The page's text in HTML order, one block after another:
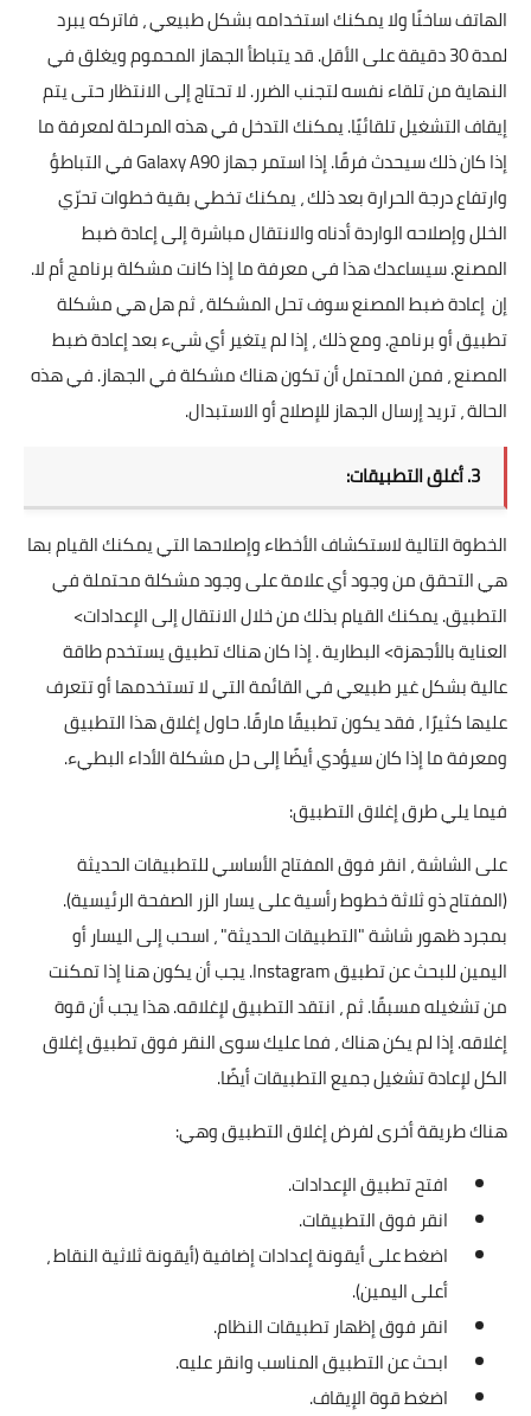
الهاتف ساخنًا ولا يمكنك استخدامه بشكل طبيعي ، فاتركه يبرد
لمدة 30 دقيقة على الأقل. قد يتباطأ الجهاز المحموم ويغلق في
النهاية من تلقاء نفسه لتجنب الضرر. لا تحتاج إلى الانتظار حتى يتم
إيقاف التشغيل تلقائيًا. يمكنك التدخل في هذه المرحلة لمعرفة ما
إذا كان ذلك سيحدث فرقًا. إذا استمر جهاز Galaxy A90 في التباطؤ
وارتفاع درجة الحرارة بعد ذلك ، يمكنك تخطي بقية خطوات تحرّي
الخلل وإصلاحه الواردة أدناه والانتقال مباشرة إلى إعادة ضبط
المصنع. سيساعدك هذا في معرفة ما إذا كانت مشكلة برنامج أم لا.
إن إعادة ضبط المصنع سوف تحل المشكلة ، ثم هل هي مشكلة
تطبيق أو برنامج. ومع ذلك ، إذا لم يتغير أي شيء بعد إعادة ضبط
المصنع ، فمن المحتمل أن تكون هناك مشكلة في الجهاز. في هذه
الحالة ، تريد إرسال الجهاز للإصلاح أو الاستبدال.
3. أغلق التطبيقات:
الخطوة التالية لاستكشاف الأخطاء وإصلاحها التي يمكنك القيام بها
هي التحقق من وجود أي علامة على وجود مشكلة محتملة في
التطبيق. يمكنك القيام بذلك من خلال الانتقال إلى الإعدادات>
العناية بالأجهزة> البطارية . إذا كان هناك تطبيق يستخدم طاقة
عالية بشكل غير طبيعي في القائمة التي لا تستخدمها أو تتعرف
عليها كثيرًا ، فقد يكون تطبيقًا مارقًا. حاول إغلاق هذا التطبيق
ومعرفة ما إذا كان سيؤدي أيضًا إلى حل مشكلة الأداء البطيء.
فيما يلي طرق إغلاق التطبيق:
على الشاشة ، انقر فوق المفتاح الأساسي للتطبيقات الحديثة
(المفتاح ذو ثلاثة خطوط رأسية على يسار الزر الصفحة الرئيسية).
بمجرد ظهور شاشة "التطبيقات الحديثة" ، اسحب إلى اليسار أو
اليمين للبحث عن تطبيق Instagram. يجب أن يكون هنا إذا تمكنت
من تشغيله مسبقًا. ثم ، انتقد التطبيق لإغلاقه. هذا يجب أن قوة
إغلاقه. إذا لم يكن هناك ، فما عليك سوى النقر فوق تطبيق إغلاق
الكل لإعادة تشغيل جميع التطبيقات أيضًا.
هناك طريقة أخرى لفرض إغلاق التطبيق وهي:
افتح تطبيق الإعدادات.
انقر فوق التطبيقات.
اضغط على أيقونة إعدادات إضافية (أيقونة ثلاثية النقاط ،
أعلى اليمين).
انقر فوق إظهار تطبيقات النظام.
ابحث عن التطبيق المناسب وانقر عليه.
اضغط قوة الإيقاف.